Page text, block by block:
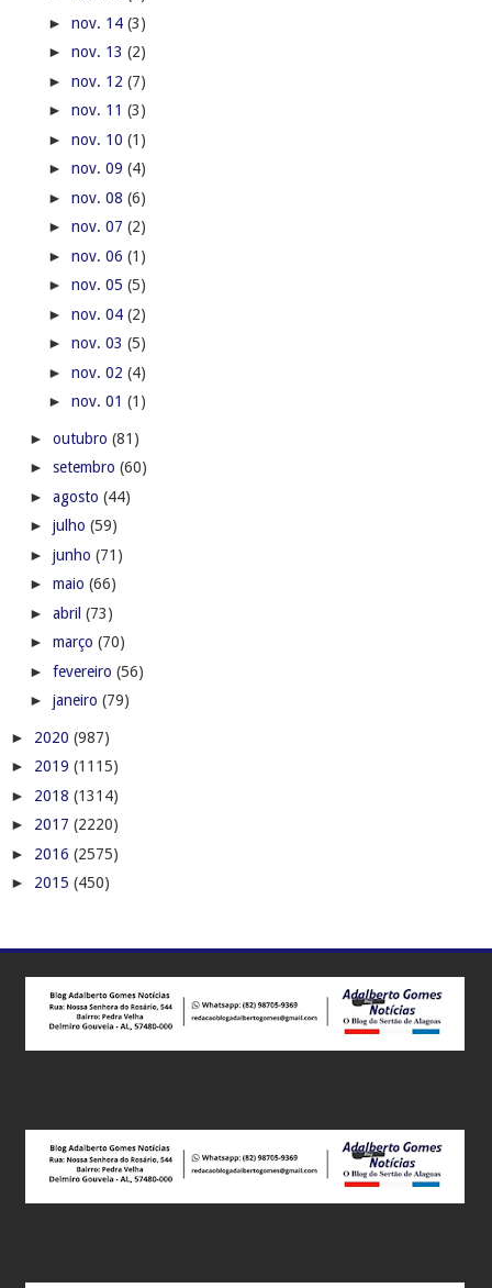
► nov. 14 (3)
► nov. 13 (2)
► nov. 12 (7)
► nov. 11 (3)
► nov. 10 (1)
► nov. 09 (4)
► nov. 08 (6)
► nov. 07 (2)
► nov. 06 (1)
► nov. 05 (5)
► nov. 04 (2)
► nov. 03 (5)
► nov. 02 (4)
► nov. 01 (1)
► outubro (81)
► setembro (60)
► agosto (44)
► julho (59)
► junho (71)
► maio (66)
► abril (73)
► março (70)
► fevereiro (56)
► janeiro (79)
► 2020 (987)
► 2019 (1115)
► 2018 (1314)
► 2017 (2220)
► 2016 (2575)
► 2015 (450)